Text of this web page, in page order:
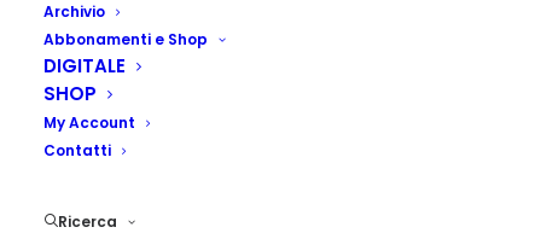
Archivio
Abbonamenti e Shop
DIGITALE
SHOP
My Account
Contatti
Ricerca
Articoli dell'autore
Cosa ci resta della tv baby-sitter?